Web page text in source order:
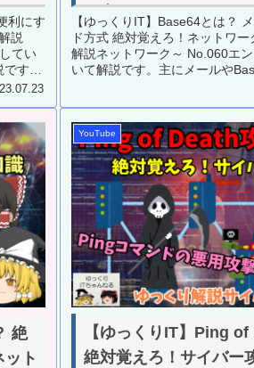
利にす
説
てい
す。
ーク～ No.060
【ゆっくりIT】Base64とは？
ド方式 絶対覚えろ！ネットワ
解説ネットワーク～ No.060エ
いて解説です。主にメールや
絶
ト
YouTube
【ゆっくりIT】Ping
絶対覚えろ！サイバー